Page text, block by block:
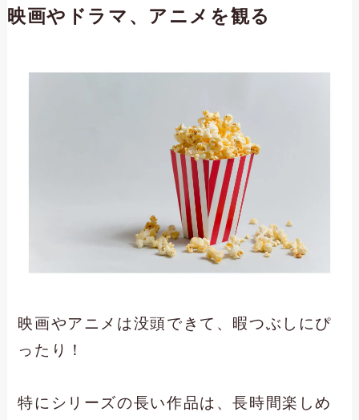
映画やドラマ、アニメを観る
映画やアニメは没頭できて、暇つぶしにぴ
ったり！
特にシリーズの長い作品は、長時間楽しめ